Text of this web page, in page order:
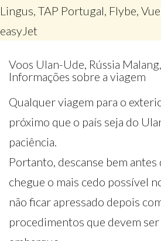
Lingus, TAP Portugal, Flybe,
easyJet
Voos Ulan-Ude, Rússia
Informações sobre a viagem
Qualquer viagem para o
próximo que o país seja do
paciência.
Portanto, descanse bem antes
chegue o mais cedo possível
não ficar apressado depois
procedimentos que devem